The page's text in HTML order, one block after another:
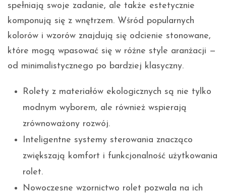
spełniają swoje zadanie, ale także estetycznie
komponują się z wnętrzem. Wśród popularnych
kolorów i wzorów znajdują się odcienie stonowane,
które mogą wpasować się w różne style aranżacji —
od minimalistycznego po bardziej klasyczny.
Rolety z materiałów ekologicznych są nie tylko
modnym wyborem, ale również wspierają
zrównoważony rozwój.
Inteligentne systemy sterowania znacząco
zwiększają komfort i funkcjonalność użytkowania
rolet.
Nowoczesne wzornictwo rolet pozwala na ich